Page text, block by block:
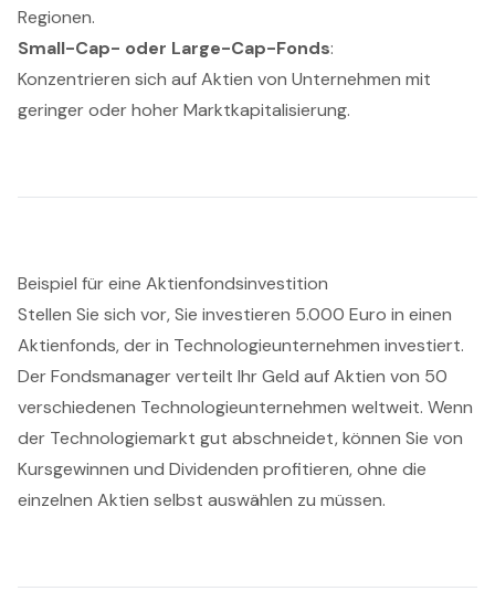
Regionen.
Small-Cap- oder Large-Cap-Fonds:
Konzentrieren sich auf Aktien von Unternehmen mit
geringer oder hoher Marktkapitalisierung.
Beispiel für eine Aktienfondsinvestition
Stellen Sie sich vor, Sie investieren 5.000 Euro in einen
Aktienfonds, der in Technologieunternehmen investiert.
Der Fondsmanager verteilt Ihr Geld auf Aktien von 50
verschiedenen Technologieunternehmen weltweit. Wenn
der Technologiemarkt gut abschneidet, können Sie von
Kursgewinnen und Dividenden profitieren, ohne die
einzelnen Aktien selbst auswählen zu müssen.